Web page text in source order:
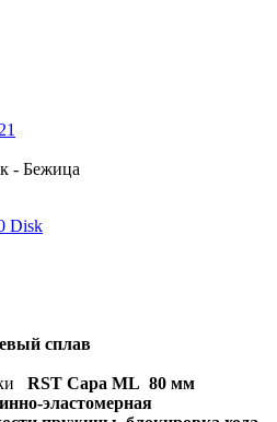
- Бежица
Disk
сплав
RST Capa ML 80 мм
эластомерная